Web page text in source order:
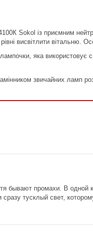
Sokol із приємним
висвітлити вітальню.
яка використовує
звичайних ламп
бывают промахи. В одной
тусклый свет,